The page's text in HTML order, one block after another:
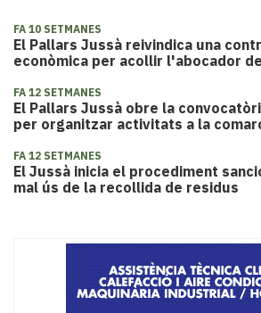
FA 10 SETMANES
El Pallars Jussà reivindica una
econòmica per acollir l'abocador
FA 12 SETMANES
​El Pallars Jussà obre la
per organitzar activitats a la
FA 12 SETMANES
El Jussà inicia el procediment
mal ús de la recollida de residus